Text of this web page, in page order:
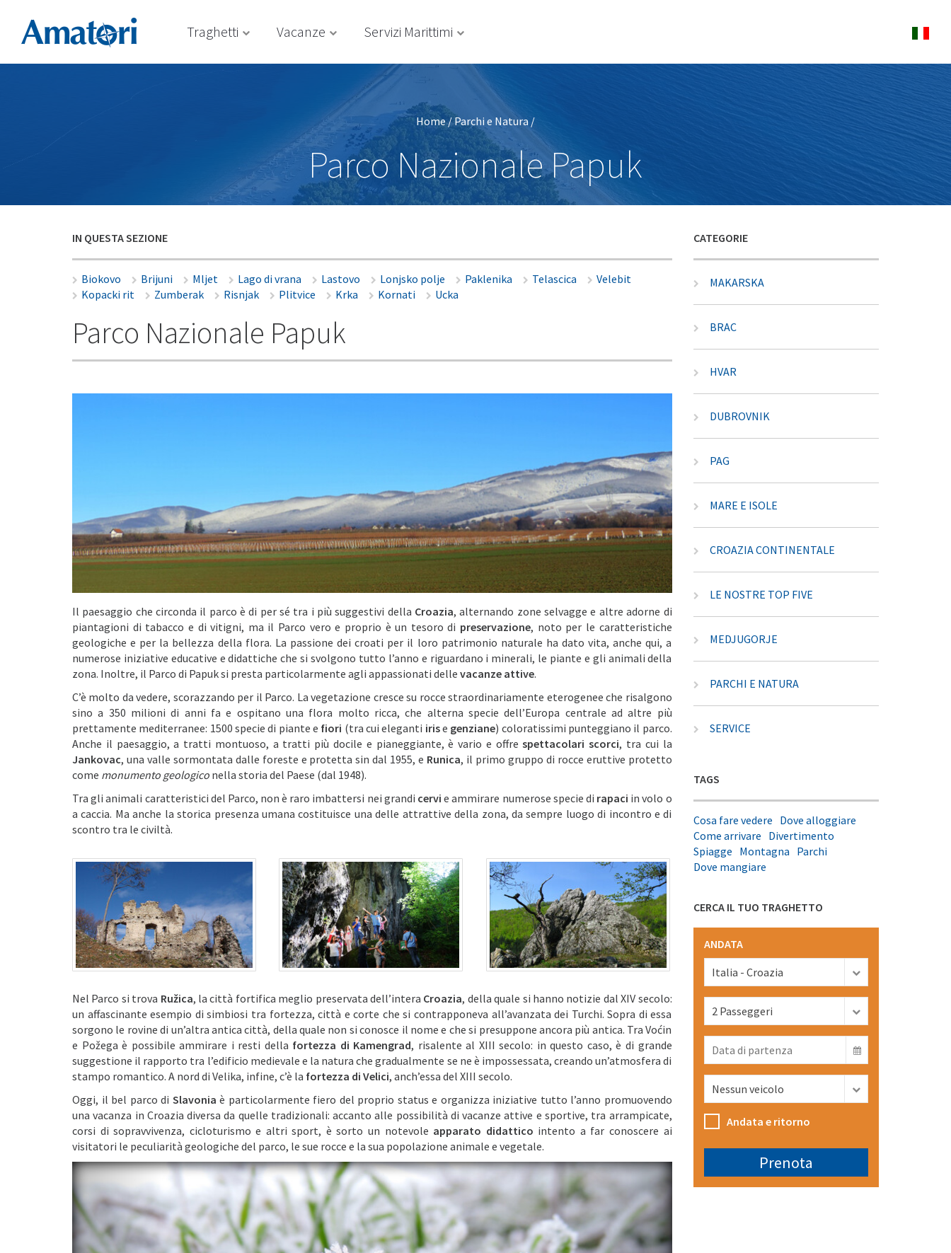
Traghetti Vacanze Servizi Marittimi
Home/Parchi e Natura /
Parco Nazionale Papuk
IN QUESTA SEZIONE
Biokovo Brijuni Mljet Lago di vrana Lastovo Lonjsko polje Paklenika Telascica
Velebit
Kopacki rit
Zumberak Risnjak Plitvice Krka Kornati Ucka
Parco Nazionale Papuk
Il paesaggio che circonda il parco è di per sé tra i più suggestivi della Croazia, alternando zone selvagge e altre adorne di
piantagioni di tabacco e di vitigni, ma il Parco vero e proprio è un tesoro di preservazione, noto per le caratteristiche
geologiche e per la bellezza della flora. La passione dei croati per il loro patrimonio naturale ha dato vita, anche qui, a
numerose iniziative educative e didattiche che si svolgono tutto l’anno e riguardano i minerali, le piante e gli animali della
zona. Inoltre, il Parco di Papuk si presta particolarmente agli appassionati delle vacanze attive.
C’è molto da vedere, scorazzando per il Parco. La vegetazione cresce su rocce straordinariamente eterogenee che risalgono
sino a 350 milioni di anni fa e ospitano una flora molto ricca, che alterna specie dell’Europa centrale ad altre più
prettamente mediterranee: 1500 specie di piante e fiori (tra cui eleganti irise genziane) coloratissimi punteggiano il parco.
Anche il paesaggio, a tratti montuoso, a tratti più docile e pianeggiante, è vario e offrespettacolari scorci, tra cui la
Jankovac, una valle sormontata dalle foreste e protetta sin dal 1955, e Runica, il primo gruppo di rocce eruttive protetto
come monumento geologico nella storia del Paese (dal 1948).
Tra gli animali caratteristici del Parco, non è raro imbattersi nei grandi cervi e ammirare numerose specie di rapaci in volo o
a caccia. Ma anche la storica presenza umana costituisce una delle attrattive della zona, da sempre luogo di incontro e di
scontro tra le civiltà.
Nel Parco si trova Ružica, la città fortifica meglio preservata dell’intera Croazia, della quale si hanno notizie dal XIV secolo:
un affascinante esempio di simbiosi tra fortezza, città e corte che si contrapponeva all’avanzata dei Turchi. Sopra di essa
sorgono le rovine di un’altra antica città, della quale non si conosce il nome e che si presuppone ancora più antica. Tra Voćin
e Požega è possibile ammirare i resti della fortezza di Kamengrad, risalente al XIII secolo: in questo caso, è di grande
suggestione il rapporto tra l’edificio medievale e la natura che gradualmente se ne è impossessata, creando un’atmosfera di
stampo romantico. A nord di Velika, infine, c’è la fortezza di Velici, anch’essa del XIII secolo.
Oggi, il bel parco di Slavonia è particolarmente fiero del proprio status e organizza iniziative tutto l’anno promuovendo
una vacanza in Croazia diversa da quelle tradizionali: accanto alle possibilità di vacanze attive e sportive, tra arrampicate,
corsi di sopravvivenza, cicloturismo e altri sport, è sorto un notevole apparato didattico intento a far conoscere ai
visitatori le peculiarità geologiche del parco, le sue rocce e la sua popolazione animale e vegetale.
CATEGORIE
MAKARSKA
BRAC
HVAR
DUBROVNIK
PAG
MARE E ISOLE
CROAZIA CONTINENTALE
LE NOSTRE TOP FIVE
MEDJUGORJE
PARCHI E NATURA
SERVICE
TAGS
Cosa fare vedere Dove alloggiare
Come arrivare Divertimento
Spiagge Montagna Parchi
Dove mangiare
CERCA IL TUO TRAGHETTO
ANDATA
Andata e ritorno